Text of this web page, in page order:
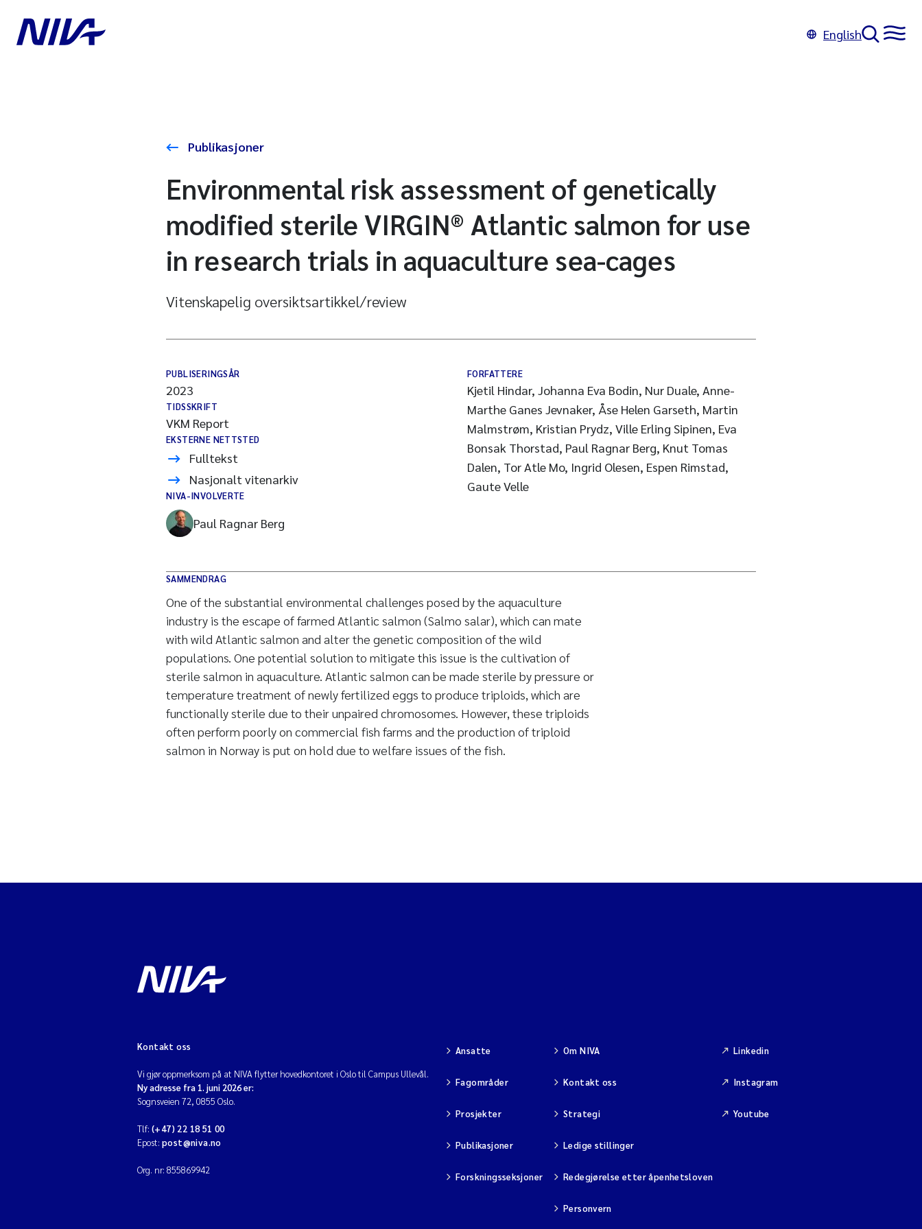
English
Publikasjoner
Environmental risk assessment of genetically
modified sterile VIRGIN® Atlantic salmon for use
in research trials in aquaculture sea-cages
Vitenskapelig oversiktsartikkel/review
PUBLISERINGSÅR
2023
TIDSSKRIFT
VKM Report
EKSTERNE NETTSTED
Fulltekst
Nasjonalt vitenarkiv
NIVA-INVOLVERTE
Paul Ragnar Berg
FORFATTERE
Kjetil Hindar, Johanna Eva Bodin, Nur Duale, Anne-
Marthe Ganes Jevnaker, Åse Helen Garseth, Martin
Malmstrøm, Kristian Prydz, Ville Erling Sipinen, Eva
Bonsak Thorstad, Paul Ragnar Berg, Knut Tomas
Dalen, Tor Atle Mo, Ingrid Olesen, Espen Rimstad,
Gaute Velle
SAMMENDRAG
One of the substantial environmental challenges posed by the aquaculture
industry is the escape of farmed Atlantic salmon (Salmo salar), which can mate
with wild Atlantic salmon and alter the genetic composition of the wild
populations. One potential solution to mitigate this issue is the cultivation of
sterile salmon in aquaculture. Atlantic salmon can be made sterile by pressure or
temperature treatment of newly fertilized eggs to produce triploids, which are
functionally sterile due to their unpaired chromosomes. However, these triploids
often perform poorly on commercial fish farms and the production of triploid
salmon in Norway is put on hold due to welfare issues of the fish.
Kontakt oss
Vi gjør oppmerksom på at NIVA flytter hovedkontoret i Oslo til Campus Ullevål.
Ny adresse fra 1. juni 2026 er:
Sognsveien 72, 0855 Oslo.
Tlf: (+47) 22 18 51 00
Epost: post@niva.no
Org. nr: 855869942
Ansatte
Fagområder
Prosjekter
Publikasjoner
Forskningsseksjoner
Om NIVA
Kontakt oss
Strategi
Ledige stillinger
Redegjørelse etter åpenhetsloven
Personvern
Linkedin
Instagram
Youtube